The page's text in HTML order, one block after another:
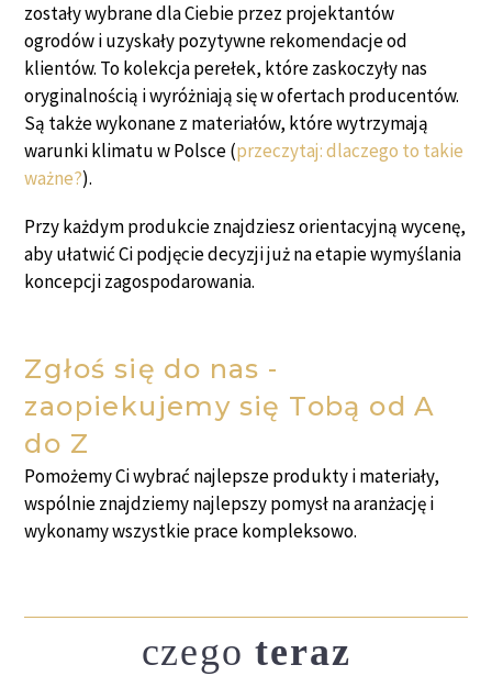
zostały wybrane dla Ciebie przez projektantów
ogrodów i uzyskały pozytywne rekomendacje od
klientów. To kolekcja perełek, które zaskoczyły nas
oryginalnością i wyróżniają się w ofertach producentów.
Są także wykonane z materiałów, które wytrzymają
warunki klimatu w Polsce (przeczytaj: dlaczego to takie
ważne?).
Przy każdym produkcie znajdziesz orientacyjną wycenę,
aby ułatwić Ci podjęcie decyzji już na etapie wymyślania
koncepcji zagospodarowania.
Zgłoś się do nas -
zaopiekujemy się Tobą od A
do Z
Pomożemy Ci wybrać najlepsze produkty i materiały,
wspólnie znajdziemy najlepszy pomysł na aranżację i
wykonamy wszystkie prace kompleksowo.
czegoteraz